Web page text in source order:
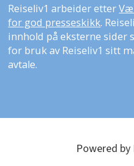
Reiseliv1 arbeider etter
for god presseskikk.
innhold på eksterne sider
for bruk av Reiseliv1 sitt
avtale.
Powered by